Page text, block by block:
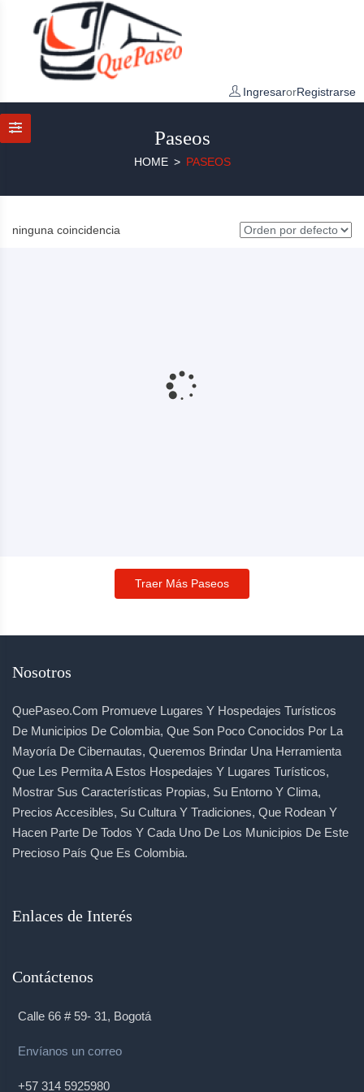
IngresarorRegistrarse
Paseos
HOME PASEOS
ninguna coincidencia
Traer Más Paseos
Nosotros
QuePaseo.com Promueve Lugares Y Hospedajes Turísticos
De Municipios De Colombia, Que Son Poco Conocidos Por La
Mayoría De Cibernautas, Queremos Brindar Una Herramienta
Que Les Permita A Estos Hospedajes Y Lugares Turísticos,
Mostrar Sus Características Propias, Su Entorno Y Clima,
Precios Accesibles, Su Cultura Y Tradiciones, Que Rodean Y
Hacen Parte De Todos Y Cada Uno De Los Municipios De Este
Precioso País Que Es Colombia.
Enlaces de Interés
Contáctenos
Calle 66 # 59- 31, Bogotá
Envíanos un correo
+57 314 5925980